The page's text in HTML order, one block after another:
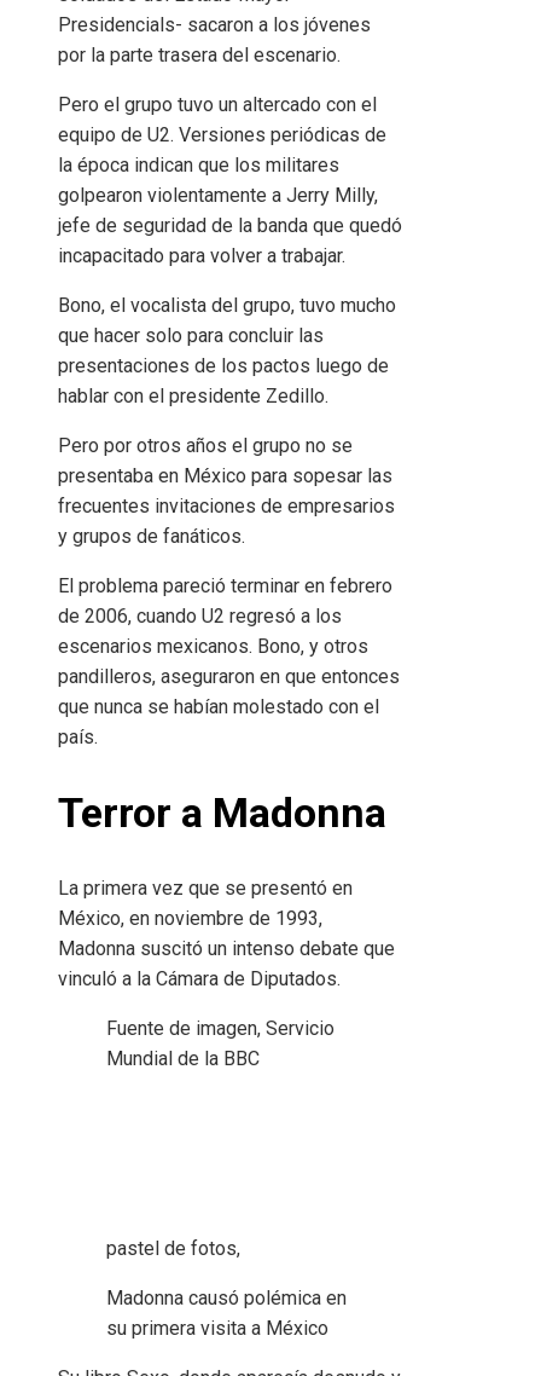
Presidencials- sacaron a los jóvenes
por la parte trasera del escenario.
Pero el grupo tuvo un altercado con el
equipo de U2. Versiones periódicas de
la época indican que los militares
golpearon violentamente a Jerry Milly,
jefe de seguridad de la banda que quedó
incapacitado para volver a trabajar.
Bono, el vocalista del grupo, tuvo mucho
que hacer solo para concluir las
presentaciones de los pactos luego de
hablar con el presidente Zedillo.
Pero por otros años el grupo no se
presentaba en México para sopesar las
frecuentes invitaciones de empresarios
y grupos de fanáticos.
El problema pareció terminar en febrero
de 2006, cuando U2 regresó a los
escenarios mexicanos. Bono, y otros
pandilleros, aseguraron en que entonces
que nunca se habían molestado con el
país.
Terror a Madonna
La primera vez que se presentó en
México, en noviembre de 1993,
Madonna suscitó un intenso debate que
vinculó a la Cámara de Diputados.
Fuente de imagen, Servicio
Mundial de la BBC
pastel de fotos,
Madonna causó polémica en
su primera visita a México